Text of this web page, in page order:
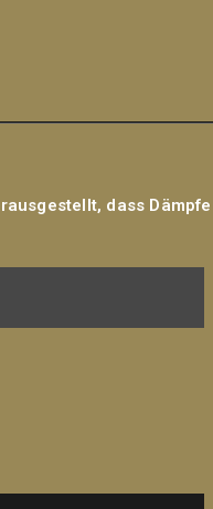
dass